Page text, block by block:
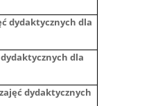
dydaktycznych dla
dla
dydaktycznych